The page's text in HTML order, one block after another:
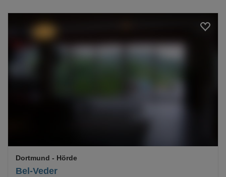
Bel-Veder
Dortmund - Hörde